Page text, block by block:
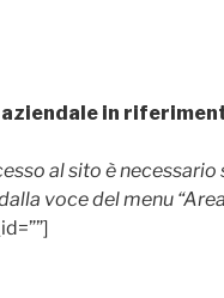
in
al sito è
voce del menu